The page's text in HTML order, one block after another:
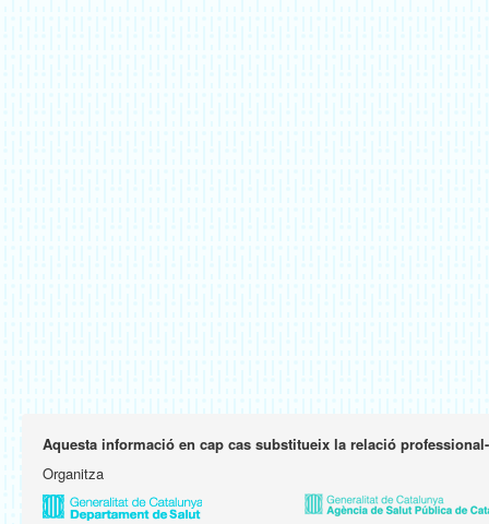
Aquesta informació en cap cas substitueix la relació
Organitza